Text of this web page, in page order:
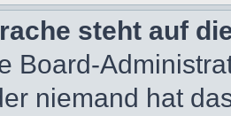
steht auf
Board-
niemand hat